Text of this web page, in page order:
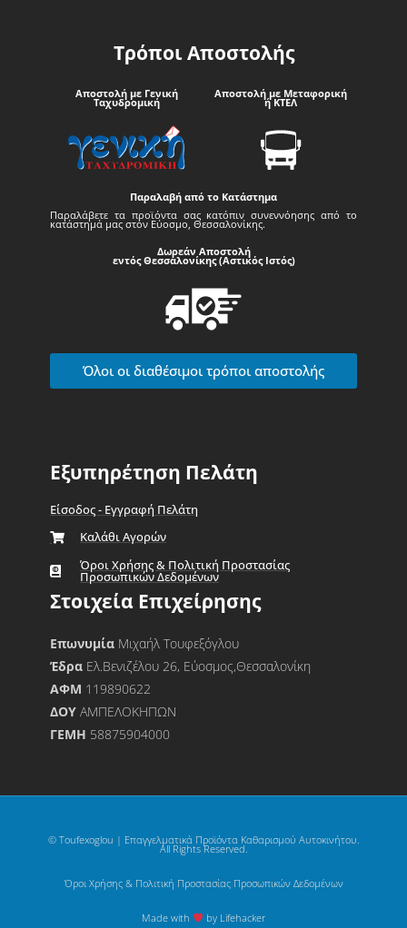
Τρόποι Αποστολής
Αποστολή με Γενική
Ταχυδρομική
Αποστολή με Μεταφορική
ή ΚΤΕΛ
Παραλαβή από το Κατάστημα
Παραλάβετε τα προϊόντα σας κατόπιν συνεννόησης από το
κατάστημά μας στον Εύοσμο, Θεσσαλονίκης.
Δωρεάν Αποστολή
εντός Θεσσαλονίκης (Αστικός Ιστός)
Όλοι οι διαθέσιμοι τρόποι αποστολής
Εξυπηρέτηση Πελάτη
Είσοδος - Εγγραφή Πελάτη
Καλάθι Αγορών
Όροι Χρήσης & Πολιτική Προστασίας
Προσωπικών Δεδομένων
Στοιχεία Επιχείρησης
Επωνυμία Μιχαήλ Τουφεξόγλου
Έδρα Ελ.Βενιζέλου 26, Εύοσμος,Θεσσαλονίκη
ΑΦΜ 119890622
ΔΟΥΑΜΠΕΛΟΚΗΠΩΝ
ΓΕΜΗ 58875904000
© Toufexoglou | Επαγγελματικά Προϊόντα Καθαρισμού Αυτοκινήτου.
All Rights Reserved.
Όροι Χρήσης & Πολιτική Προστασίας Προσωπικών Δεδομένων
Made with by Lifehacker